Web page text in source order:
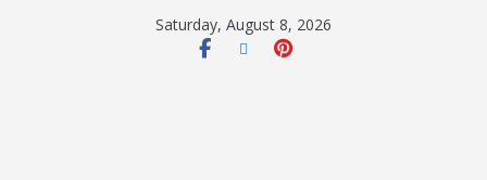
Saturday, August 8, 2026